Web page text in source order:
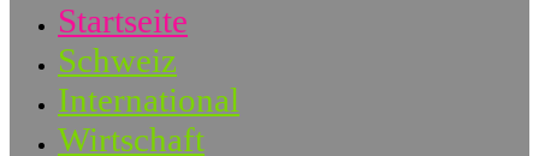
Startseite
Schweiz
International
Wirtschaft